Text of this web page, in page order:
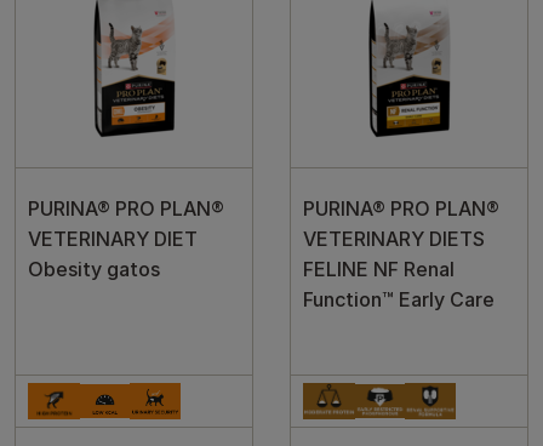
PURINA® PRO PLAN®
VETERINARY DIET
Obesity gatos
PURINA® PRO PLAN®
VETERINARY DIETS
FELINE NF Renal
Function™ Early Care